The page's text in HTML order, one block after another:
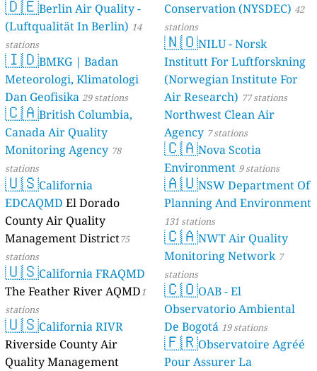
Verbraucherschutz) - LfU
46 stations
🇩🇪Berlin Air Quality -
(Luftqualität In Berlin) 14
stations
🇮🇩BMKG | Badan
Meteorologi, Klimatologi
Dan Geofisika 29 stations
🇨🇦British Columbia,
Canada Air Quality
Monitoring Agency 78
stations
🇺🇸California
EDCAQMD El Dorado
County Air Quality
Management District75
stations
🇺🇸California FRAQMD
The Feather River AQMD1
stations
🇺🇸California RIVR
Riverside County Air
Quality Management
Conservation (NYSDEC) 42
stations
🇳🇴NILU - Norsk
Institutt For Luftforskning
(Norwegian Institute For
Air Research) 77 stations
Northwest Clean Air
Agency 7 stations
🇨🇦Nova Scotia
Environment 9 stations
🇦🇺NSW Department Of
Planning And Environment
131 stations
🇨🇦NWT Air Quality
Monitoring Network 7
stations
🇨🇴OAB - El
Observatorio Ambiental
De Bogotá 19 stations
🇫🇷Observatoire Agréé
Pour Assurer La